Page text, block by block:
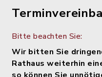
Bitte beachten Sie:
Wir bitten Sie
Rathaus weiterhin